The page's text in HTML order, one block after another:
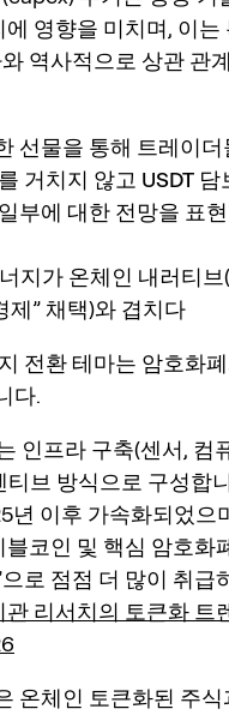
영향을 미치며, 이는
역사적으로 상관 관
선물을 통해 트레이더
거치지 않고 USDT 담
부에 대한 전망을 표
지가 온체인 내러티브
제” 채택)와 겹치다
전환 테마는 암호화
다.
인프라 구축(센서, 컴
티브 방식으로 구성합
년 이후 가속화되었으
블코인 및 핵심 암호화
로 점점 더 많이 취급
관 리서치의 토큰화 트
온체인 토큰화된 주식